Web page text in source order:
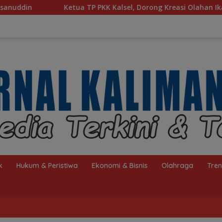
PKK Kalsel, Dorong Kreasi Olahan Ikan Hingga Tingkat
Hukum & Peristiwa Ekonomi & Bisnis Olahraga